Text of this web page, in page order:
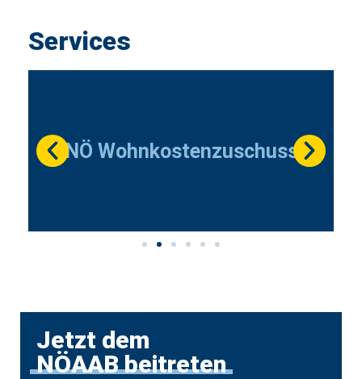
Services
NÖ Wohnkostenzuschuss
Jetzt dem
NÖAAB beitreten